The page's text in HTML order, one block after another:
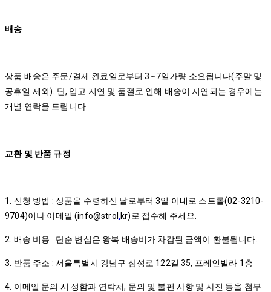
배송
상품 배송은 주문/결제 완료일로부터 3~7일가량 소요됩니다(주말 및
공휴일 제외). 단, 입고 지연 및 품절로 인해 배송이 지연되는 경우에는
개별 연락을 드립니다.
교환 및 반품 규정
1. 신청 방법 : 상품을 수령하신 날로부터 3일 이내로 스트롤(02-3210-
9704)이나 이메일 (info@strol kr)로 접수해 주세요.
2. 배송 비용 : 단순 변심은 왕복 배송비가 차감된 금액이 환불됩니다.
3. 반품 주소 : 서울특별시 강남구 삼성로 122길 35, 프레인빌라 1층
4. 이메일 문의 시 성함과 연락처, 문의 및 불편 사항 및 사진 등을 첨부